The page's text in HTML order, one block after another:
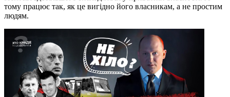
тому працює так, як це вигідно його власникам, а не простим
людям.